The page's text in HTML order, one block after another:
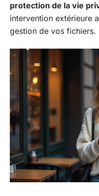
protection de la vie
intervention extérieure
gestion de vos fichiers.